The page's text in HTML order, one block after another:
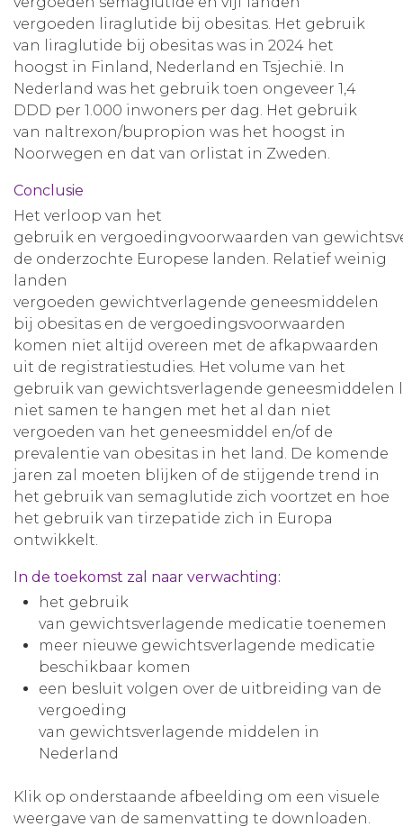
vergoeden liraglutide bij obesitas. Het gebruik
van liraglutide bij obesitas was in 2024 het
hoogst in Finland, Nederland en Tsjechië. In
Nederland was het gebruik toen ongeveer 1,4
DDD per 1.000 inwoners per dag. Het gebruik
van naltrexon/bupropion was het hoogst in
Noorwegen en dat van orlistat in Zweden.
Conclusie
Het verloop van het
gebruik en vergoedingvoorwaarden van
de onderzochte Europese landen. Relatief weinig
landen
vergoeden gewichtverlagende geneesmiddelen
bij obesitas en de vergoedingsvoorwaarden
komen niet altijd overeen met de afkapwaarden
uit de registratiestudies. Het volume van het
gebruik van gewichtsverlagende geneesmiddelen
niet samen te hangen met het al dan niet
vergoeden van het geneesmiddel en/of de
prevalentie van obesitas in het land. De komende
jaren zal moeten blijken of de stijgende trend in
het gebruik van semaglutide zich voortzet en hoe
het gebruik van tirzepatide zich in Europa
ontwikkelt.
In de toekomst zal naar verwachting:
het gebruik
van gewichtsverlagende medicatie toenemen
meer nieuwe gewichtsverlagende medicatie
beschikbaar komen
een besluit volgen over de uitbreiding van de
vergoeding
van gewichtsverlagende middelen in
Nederland
Klik op onderstaande afbeelding om een visuele
weergave van de samenvatting te downloaden.